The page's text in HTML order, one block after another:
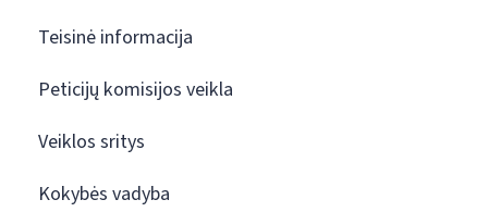
Teisinė informacija
Peticijų komisijos veikla
Veiklos sritys
Kokybės vadyba